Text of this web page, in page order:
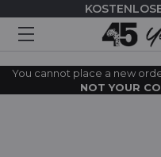
You cannot place a new
NOT YOUR